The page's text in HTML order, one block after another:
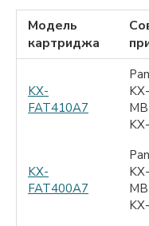
Модель
картриджа
KX-
FAT410A7
KX-
FAT400A7